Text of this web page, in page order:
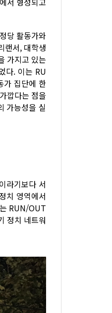
당 활동가와
랜서, 대학생
가지고 있는
다. 이는 RU
가 집단에 한
깝다는 점을
가능성을 실
라기보다 서
치 영역에서
RUN/OUT
정치 네트워